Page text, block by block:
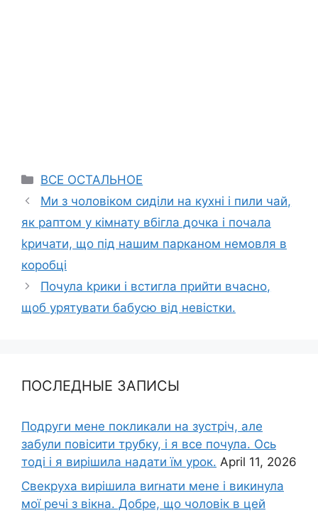
Categories
ВСЕ ОСТАЛЬНОЕ
Ми з чоловіком сиділи на кухні і пили чай,
як раптом у кімнату вбігла дочка і почала
kричати, що під нашим парканом немовля в
коробці
Почула kрики і встигла прийти вчасно,
щоб урятувати бабусю від невістки.
ПОСЛЕДНЫЕ ЗАПИСЫ
Подруги мене покликали на зустріч, але
забули повісити трубку, і я все почула. Ось
тоді і я вирішила надати їм урок. April 11, 2026
Свекруха вирішила виrнати мене і викинула
мої речі з вікна. Добре, що чоловік в цей